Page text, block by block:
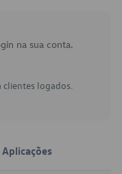
na sua conta.
clientes logados.
Aplicações